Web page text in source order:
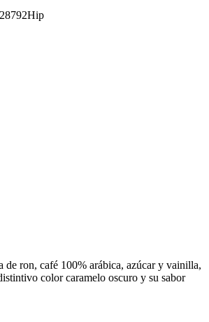
de ron, café 100% arábica, azúcar y vainilla,
color caramelo oscuro y su sabor